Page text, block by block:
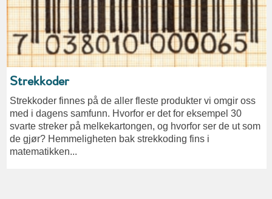
Strekkoder
Strekkoder finnes på de aller fleste produkter vi omgir oss
med i dagens samfunn. Hvorfor er det for eksempel 30
svarte streker på melkekartongen, og hvorfor ser de ut som
de gjør? Hemmeligheten bak strekkoding fins i
matematikken...